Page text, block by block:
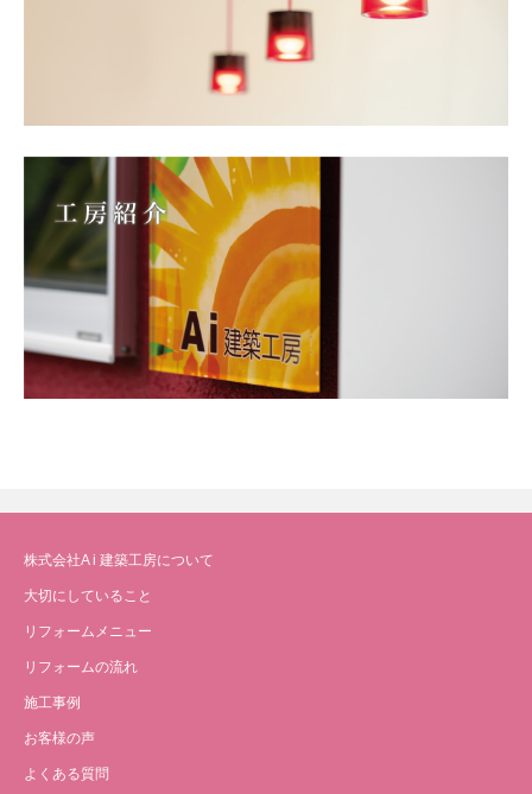
株式会社A i 建築工房について
大切にしていること
リフォームメニュー
リフォームの流れ
施工事例
お客様の声
よくある質問